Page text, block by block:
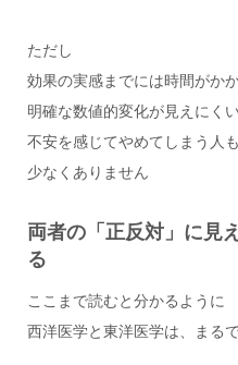
ただし
効果の実感までには時間がか
明確な数値的変化が見えにく
不安を感じてやめてしまう人も
少なくありません
両者の「正反対」に見
る
ここまで読むと分かるように
西洋医学と東洋医学は、まる